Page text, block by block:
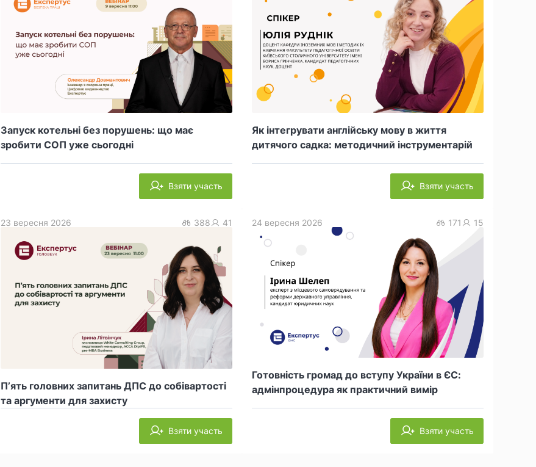
Запуск котельні без порушень: що має
зробити СОП уже сьогодні
Взяти участь
Як інтегрувати англійську мову в життя
дитячого садка: методичний інструментарій
Взяти участь
П’ять головних запитань ДПС до собівартості
та аргументи для захисту
23 вересня 2026 388 41
Взяти участь
Готовність громад до вступу України в ЄС:
адмінпроцедура як практичний вимір
24 вересня 2026 171 15
Взяти участь